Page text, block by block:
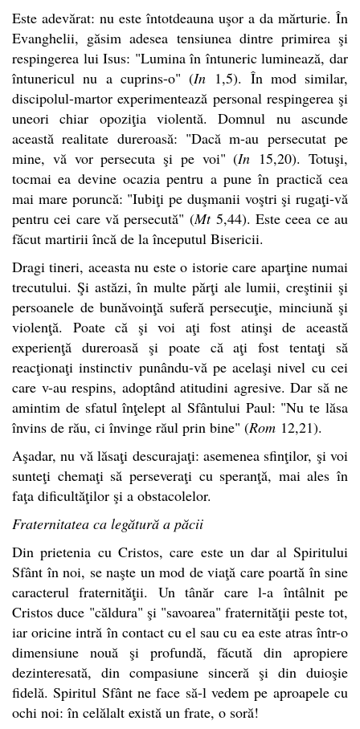
Este adevărat: nu este întotdeauna uşor a da mărturie. În
Evanghelii, găsim adesea tensiunea dintre primirea şi
respingerea lui Isus: "Lumina în întuneric luminează, dar
întunericul nu a cuprins-o" (In 1,5). În mod similar,
discipolul-martor experimentează personal respingerea şi
uneori chiar opoziţia violentă. Domnul nu ascunde
această realitate dureroasă: "Dacă m-au persecutat pe
mine, vă vor persecuta şi pe voi" (In 15,20). Totuşi,
tocmai ea devine ocazia pentru a pune în practică cea
mai mare poruncă: "Iubiţi pe duşmanii voştri şi rugaţi-vă
pentru cei care vă persecută" (Mt5,44). Este ceea ce au
făcut martirii încă de la începutul Bisericii.
Dragi tineri, aceasta nu este o istorie care aparţine numai
trecutului. Şi astăzi, în multe părţi ale lumii, creştinii şi
persoanele de bunăvoinţă suferă persecuţie, minciună şi
violenţă. Poate că şi voi aţi fost atinşi de această
experienţă dureroasă şi poate că aţi fost tentaţi să
reacţionaţi instinctiv punându-vă pe acelaşi nivel cu cei
care v-au respins, adoptând atitudini agresive. Dar să ne
amintim de sfatul înţelept al Sfântului Paul: "Nu te lăsa
învins de rău, ci învinge răul prin bine" (Rom 12,21).
Aşadar, nu vă lăsaţi descurajaţi: asemenea sfinţilor, şi voi
sunteţi chemaţi să perseveraţi cu speranţă, mai ales în
faţa dificultăţilor şi a obstacolelor.
Fraternitatea ca legătură a păcii
Din prietenia cu Cristos, care este un dar al Spiritului
Sfânt în noi, se naşte un mod de viaţă care poartă în sine
caracterul fraternităţii. Un tânăr care l-a întâlnit pe
Cristos duce "căldura" şi "savoarea" fraternităţii peste tot,
iar oricine intră în contact cu el sau cu ea este atras într-o
dimensiune nouă şi profundă, făcută din apropiere
dezinteresată, din compasiune sinceră şi din duioşie
fidelă. Spiritul Sfânt ne face să-l vedem pe aproapele cu
ochi noi: în celălalt există un frate, o soră!